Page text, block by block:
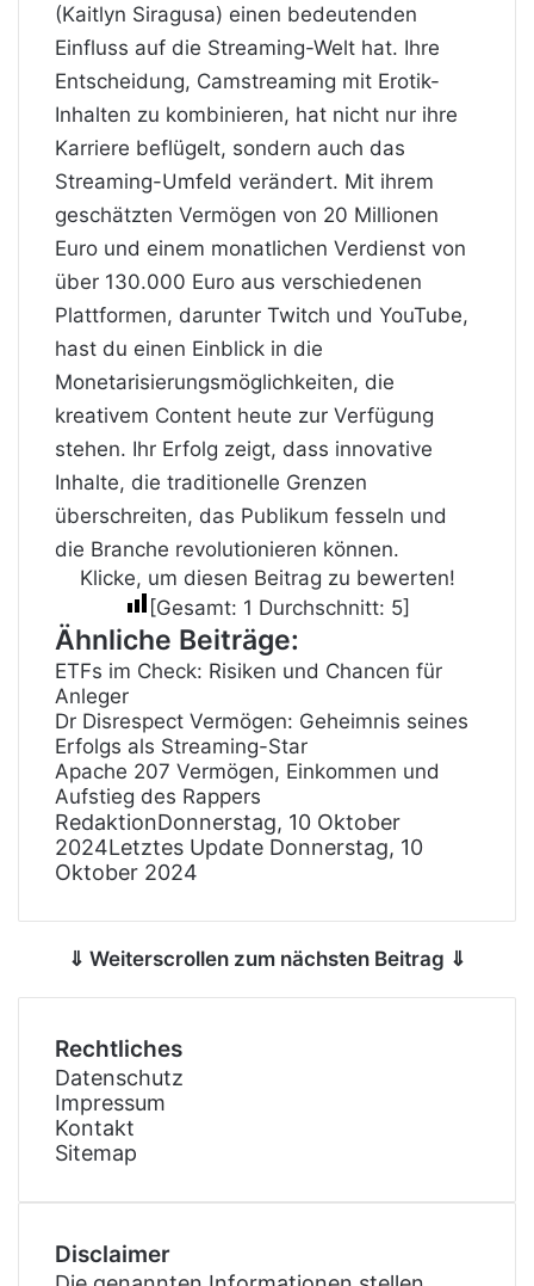
(Kaitlyn Siragusa) einen bedeutenden
Einfluss auf die Streaming-Welt hat. Ihre
Entscheidung, Camstreaming mit Erotik-
Inhalten zu kombinieren, hat nicht nur ihre
Karriere beflügelt, sondern auch das
Streaming-Umfeld verändert. Mit ihrem
geschätzten Vermögen von 20 Millionen
Euro und einem monatlichen Verdienst von
über 130.000 Euro aus verschiedenen
Plattformen, darunter Twitch und YouTube,
hast du einen Einblick in die
Monetarisierungsmöglichkeiten, die
kreativem Content heute zur Verfügung
stehen. Ihr Erfolg zeigt, dass innovative
Inhalte, die traditionelle Grenzen
überschreiten, das Publikum fesseln und
die Branche revolutionieren können.
Klicke, um diesen Beitrag zu bewerten!
[Gesamt: 1 Durchschnitt: 5]
Ähnliche Beiträge:
ETFs im Check: Risiken und Chancen für
Anleger
Dr Disrespect Vermögen: Geheimnis seines
Erfolgs als Streaming-Star
Apache 207 Vermögen, Einkommen und
Aufstieg des Rappers
RedaktionDonnerstag, 10 Oktober
2024Letztes Update Donnerstag, 10
Oktober 2024
⇓ Weiterscrollen zum nächsten Beitrag ⇓
Rechtliches
Datenschutz
Impressum
Kontakt
Sitemap
Disclaimer